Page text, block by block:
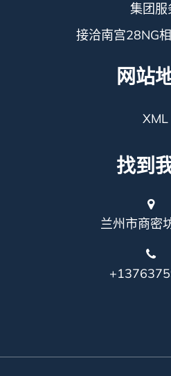
集团服
接洽南宫28NG
网站
XML
找到
兰州市商密